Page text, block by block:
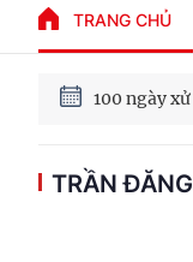
TRANG CHỦ
Phát triển
TRẦN